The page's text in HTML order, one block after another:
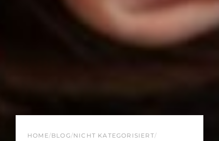
HOME/BLOG/NICHT KATEGORISIERT/